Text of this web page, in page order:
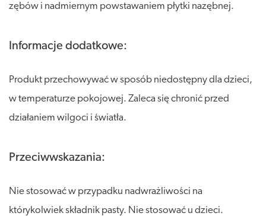
zębów i nadmiernym powstawaniem płytki nazębnej.
Informacje dodatkowe:
Produkt przechowywać w sposób niedostępny dla dzieci,
w temperaturze pokojowej. Zaleca się chronić przed
działaniem wilgoci i światła.
Przeciwwskazania:
Nie stosować w przypadku nadwrażliwości na
którykolwiek składnik pasty. Nie stosować u dzieci.